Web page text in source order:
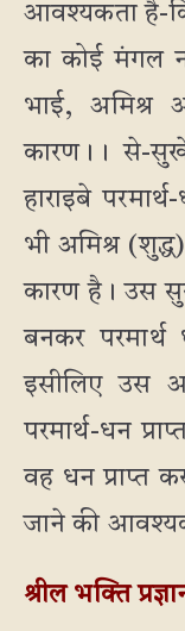
आवश्यकता है-
का कोई मंगल
भाई,
कारण।। से-
हाराइबे
भी अमिश्र
कारण है। उस
बनकर
इसीलिए उस
परमार्थ-धन
वह धन प्राप्त
जाने की
श्रील भक्ति